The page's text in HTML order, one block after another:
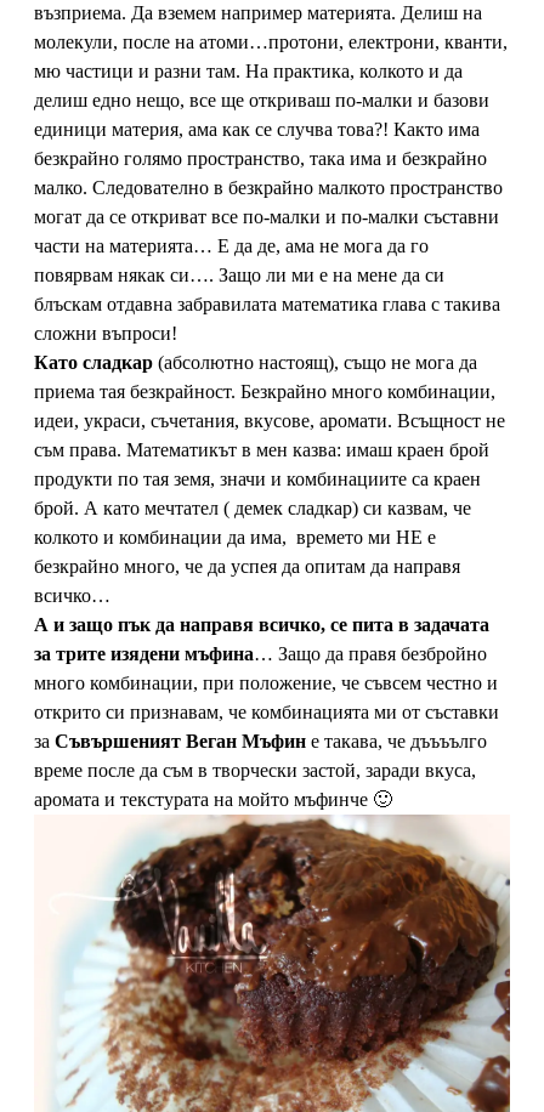
възприема. Да вземем например материята. Делиш на
молекули, после на атоми…протони, електрони, кванти,
мю частици и разни там. На практика, колкото и да
делиш едно нещо, все ще откриваш по-малки и базови
единици материя, ама как се случва това?! Както има
безкрайно голямо пространство, така има и безкрайно
малко. Следователно в безкрайно малкото пространство
могат да се откриват все по-малки и по-малки съставни
части на материята… Е да де, ама не мога да го
повярвам някак си…. Защо ли ми е на мене да си
блъскам отдавна забравилата математика глава с такива
сложни въпроси!
Като сладкар (абсолютно настоящ), също не мога да
приема тая безкрайност. Безкрайно много комбинации,
идеи, украси, съчетания, вкусове, аромати. Всъщност не
съм права. Математикът в мен казва: имаш краен брой
продукти по тая земя, значи и комбинациите са краен
брой. А като мечтател ( демек сладкар) си казвам, че
колкото и комбинации да има, времето ми НЕ е
безкрайно много, че да успея да опитам да направя
всичко…
А и защо пък да направя всичко, се пита в задачата
за трите изядени мъфина… Защо да правя безбройно
много комбинации, при положение, че съвсем честно и
открито си признавам, че комбинацията ми от съставки
за Съвършеният Веган Мъфин е такава, че дъъъълго
време после да съм в творчески застой, заради вкуса,
аромата и текстурата на мойто мъфинче 🙂